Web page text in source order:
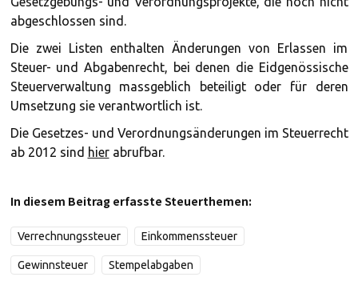
abgeschlossen sind.
Die zwei Listen enthalten Änderungen von Erlassen im
Steuer- und Abgabenrecht, bei denen die Eidgenössische
Steuerverwaltung massgeblich beteiligt oder für deren
Umsetzung sie verantwortlich ist.
Die Gesetzes- und Verordnungsänderungen im Steuerrecht
ab 2012 sind hierabrufbar.
In diesem Beitrag erfasste Steuerthemen:
Verrechnungssteuer Einkommenssteuer
Gewinnsteuer Stempelabgaben